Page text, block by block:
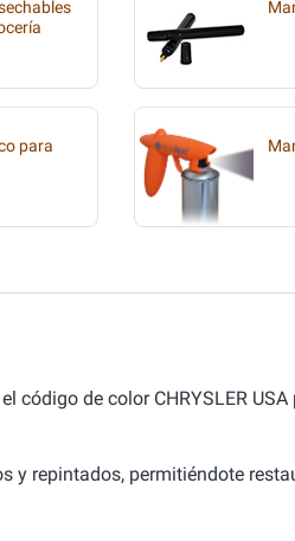
para
código de color CHRYSLER USA
y repintados, permitiéndote